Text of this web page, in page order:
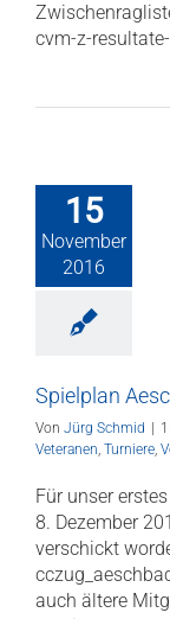
cvm-z-
15
November
2016
Spielplan
Von Jürg Schmid
Veteranen, Turniere,
Für unser
8. Dezember
verschickt
auch ältere